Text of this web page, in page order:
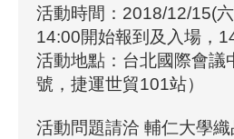
活動時間：2018/12/15(
14:00開始報到及入場，
活動地點：台北國際會
號，捷運世貿101站）
活動問題請洽 輔仁大學